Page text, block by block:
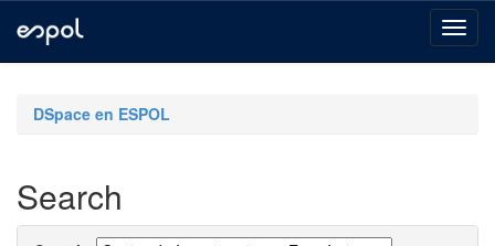
navigationDSpace en ESPOL
Search